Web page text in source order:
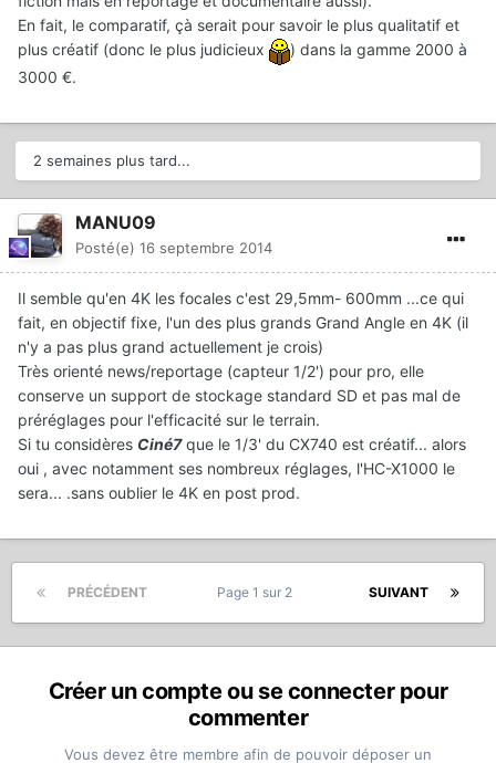
En fait, le comparatif, çà serait pour savoir le plus qualitatif et
plus créatif (donc le plus judicieux
) dans la gamme 2000 à
3000 €.
2 semaines plus tard...
MANU09
Posté(e) 16 septembre 2014
Il semble qu'en 4K les focales c'est 29,5mm- 600mm ...ce qui
fait, en objectif fixe, l'un des plus grands Grand Angle en 4K (il
n'y a pas plus grand actuellement je crois)
Très orienté news/reportage (capteur 1/2') pour pro, elle
conserve un support de stockage standard SD et pas mal de
préréglages pour l'efficacité sur le terrain.
Si tu considères Ciné7que le 1/3' du CX740 est créatif... alors
oui , avec notamment ses nombreux réglages, l'HC-X1000 le
sera... .sans oublier le 4K en post prod.
PRÉCÉDENT SUIVANT
Page 1 sur 2
Créer un compte ou se connecter pour
commenter
Vous devez être membre afin de pouvoir déposer un